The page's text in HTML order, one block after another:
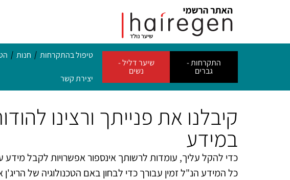
התקרחות -
גברים
שיער דליל -
נשים
טיפול בהתקרחות חנות
יצירת קשר
קיבלנו את פנייתך ורצינו
במידע
כדי להקל עליך, עומדות לרשותך אינספור אפשרויות לקבל מידע
כל המידע הנ"ל זמין עבורך כדי לבחון באם הטכנולוגיה של הריג'ן